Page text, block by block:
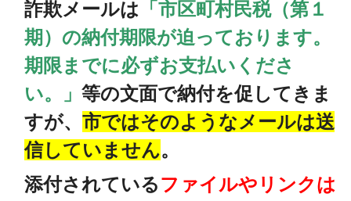
詐欺メールは 「市区町村民税（第１
期）の納付期限が迫っております。
期限までに必ずお支払いくださ
い。」等の文面で納付を促してきま
すが、市ではそのようなメールは送
信していません。
添付されているファイルやリンクは